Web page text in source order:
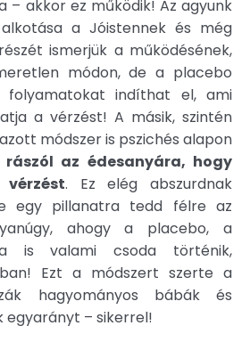
– akkor ez működik! Az agyunk
a Jóistennek és még
ismerjük a működésének,
módon, de a placebo
indíthat el, ami
a vérzést! A másik, szintén
módszer is pszichés alapon
az édesanyára, hogy
. Ez elég abszurdnak
egy pillanatra tedd félre az
ahogy a placebo, a
is valami csoda történik,
Ezt a módszert szerte a
hagyományos bábák és
– sikerrel!